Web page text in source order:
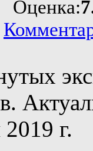
Оценка:
г.